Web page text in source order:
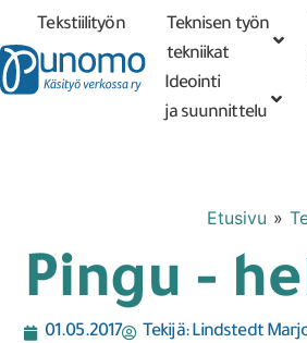
Tekstiilityön
tekniikat
Teknisen työn
tekniikat
Ideointi
ja suunnittelu
Etusivu »
Pingu -
01.05.2017 Tekijä:Lindstedt